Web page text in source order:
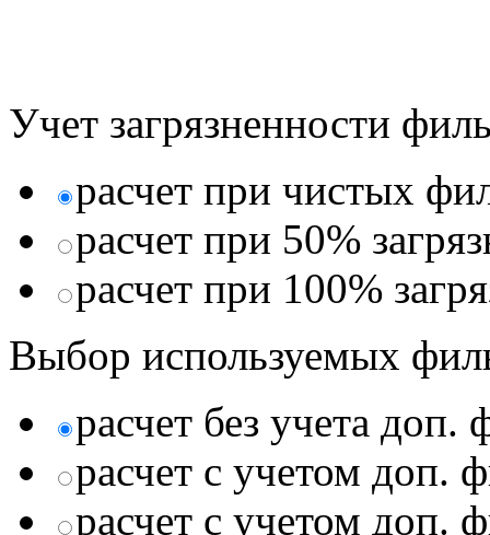
Учет загрязненности
расчет при чистых
расчет при 50%
расчет при 100%
Выбор используемых
расчет без учета доп.
расчет с учетом доп.
расчет с учетом доп.